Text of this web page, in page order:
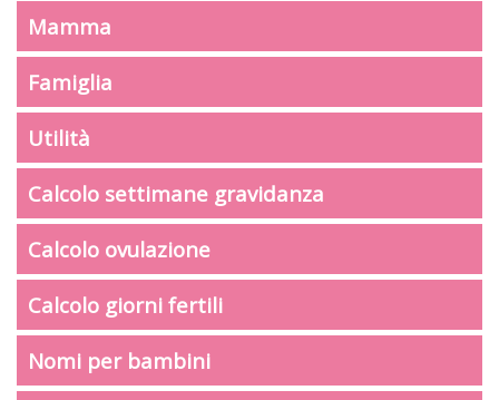
Mamma
Famiglia
Utilità
Calcolo settimane gravidanza
Calcolo ovulazione
Calcolo giorni fertili
Nomi per bambini